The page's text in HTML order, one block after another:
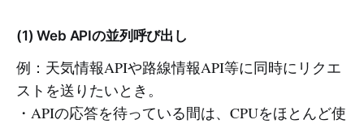
(1) Web APIの並列呼び出し
例：天気情報APIや路線情報API等に同時にリクエ
ストを送りたいとき。
・APIの応答を待っている間は、CPUをほとんど使